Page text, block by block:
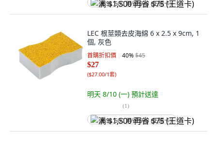
满 $1,500 再省 $75 (王道卡)
LEC 根莖類去皮海綿 6 x 2.5 x 9cm, 1
個, 灰色
首購折扣價 40%$45
$27
($27.00/1套)
明天 8/10 (一) 預計送達
(1)
满 $1,500 再省 $75 (王道卡)